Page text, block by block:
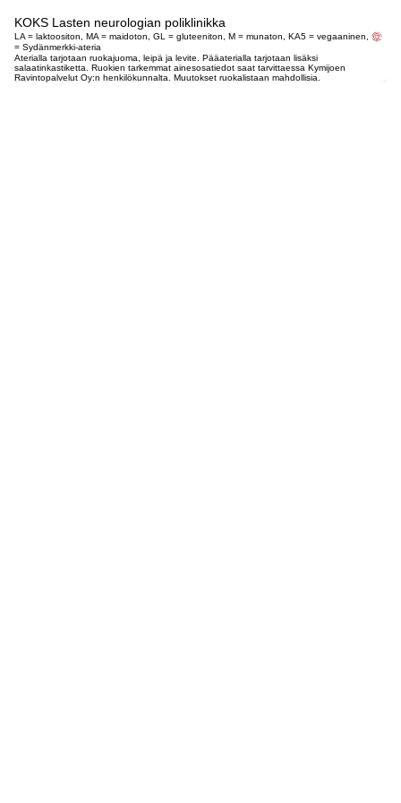
KOKS Lasten neurologian poliklinikka
LA = laktoositon, MA = maidoton, GL = gluteeniton, M = munaton, KA5 = vegaaninen,
= Sydänmerkki-ateria
Aterialla tarjotaan ruokajuoma, leipä ja levite. Pääaterialla tarjotaan lisäksi
salaatinkastiketta. Ruokien tarkemmat ainesosatiedot saat tarvittaessa Kymijoen
Ravintopalvelut Oy:n henkilökunnalta. Muutokset ruokalistaan mahdollisia.